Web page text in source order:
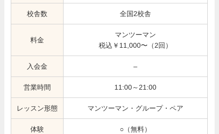
校舎数 全国2校舎
料金
マンツーマン
税込￥11,000〜（2回）
入会金 –
営業時間 11:00～21:00
レッスン形態 マンツーマン・グループ・ペア
体験 ○（無料）